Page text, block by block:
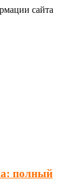
сайта
полный